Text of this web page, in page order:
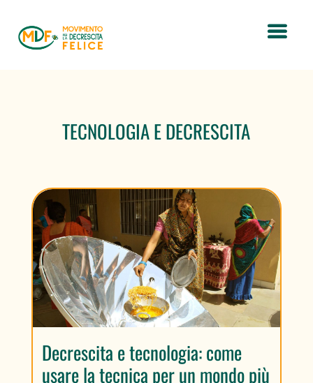
TECNOLOGIA E DECRESCITA
Decrescita e tecnologia: come
usare la tecnica per un mondo più